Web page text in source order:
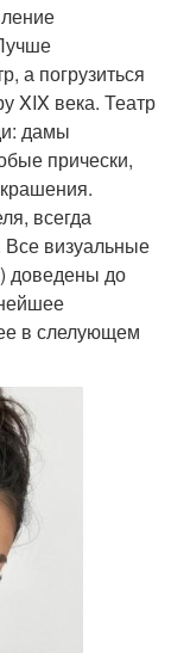
а погрузиться
XIX века. Театр
дамы
прически,
всегда
Все визуальные
доведены до
в слелующем